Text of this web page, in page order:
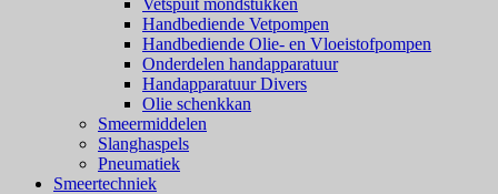
Handbediende Vetpompen
Handbediende Olie- en Vloeistofpompen
Onderdelen handapparatuur
Handapparatuur Divers
Olie schenkkan
Smeermiddelen
Slanghaspels
Pneumatiek
Smeertechniek